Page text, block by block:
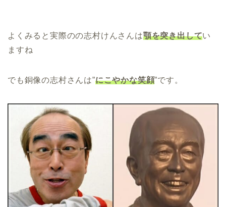
よくみると実際のの志村けんさんは顎を突き出してい
ますね
でも銅像の志村さんは”にこやかな笑顔”です。